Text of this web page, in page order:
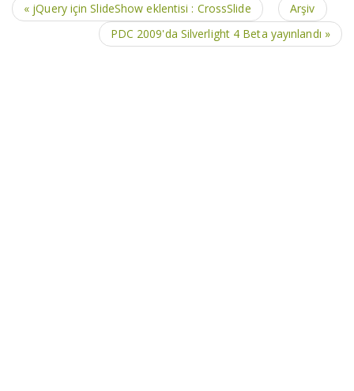
« jQuery için SlideShow eklentisi : CrossSlide
Arşiv
PDC 2009'da Silverlight 4 Beta yayınlandı »